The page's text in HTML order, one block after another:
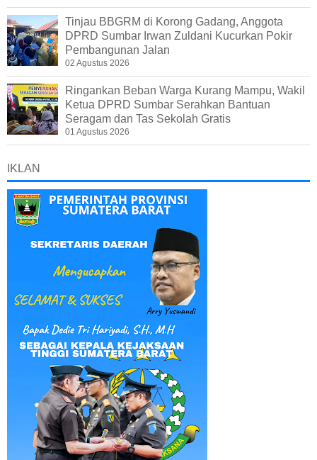
Tinjau BBGRM di Korong Gadang, Anggota
DPRD Sumbar Irwan Zuldani Kucurkan Pokir
Pembangunan Jalan
02 Agustus 2026
Ringankan Beban Warga Kurang Mampu, Wakil
Ketua DPRD Sumbar Serahkan Bantuan
Seragam dan Tas Sekolah Gratis
01 Agustus 2026
IKLAN